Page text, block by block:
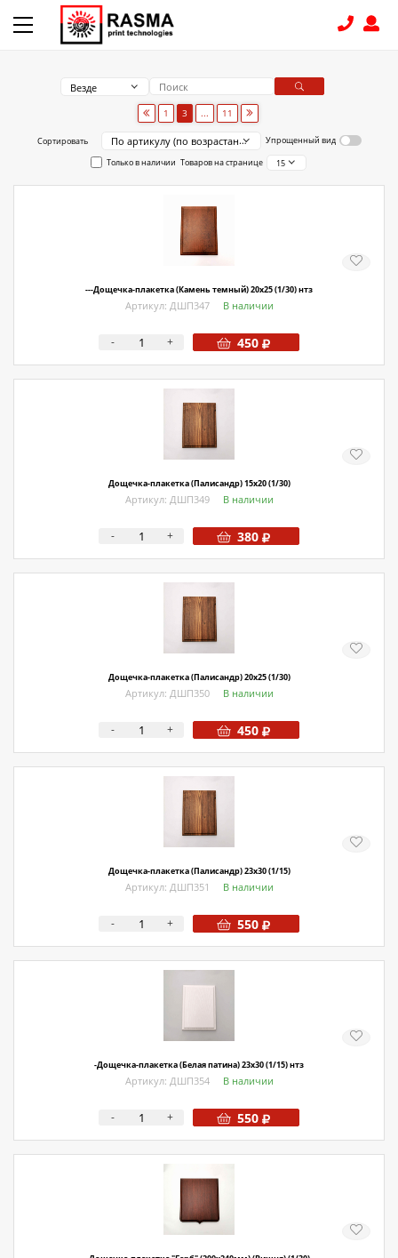
Условия поставки
Политика конфиденциальности
КАТАЛОГ
КОНТАКТЫ
8 (831) 414-15-19
Везде
1 3 ... 11
Сортировать По артикулу (по возрастанию)
Упрощенный вид
Только в наличии Товаров на странице 15
---Дощечка-плакетка (Камень темный) 20х25 (1/30) нтз
Артикул: ДШП347 В наличии
- + 450
Дощечка-плакетка (Палисандр) 15х20 (1/30)
Артикул: ДШП349 В наличии
- + 380
Дощечка-плакетка (Палисандр) 20х25 (1/30)
Артикул: ДШП350 В наличии
- + 450
Дощечка-плакетка (Палисандр) 23х30 (1/15)
Артикул: ДШП351 В наличии
- + 550
-Дощечка-плакетка (Белая патина) 23х30 (1/15) нтз
Артикул: ДШП354 В наличии
- + 550